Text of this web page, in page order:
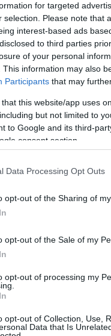
for targeted
selection. Please note that
interest-based ads
to third parties
of your personal
This information may also
Participants that may
that this website/app uses
but not limited to
to Google and its third-
consent section.
Data Processing Opt Outs
opt-out of the Sharing of
opt-out of the Sale of my
opt-out of processing my
opt-out of Collection, Use,
Data that Is
επέτειο της
Γερμανίας στον
μέσω
μη επανδρωμένα
αεράμυνας
σύμφωνα με
τραυματισμοί ή
του δημάρχου
Ελλάδας, καθώς